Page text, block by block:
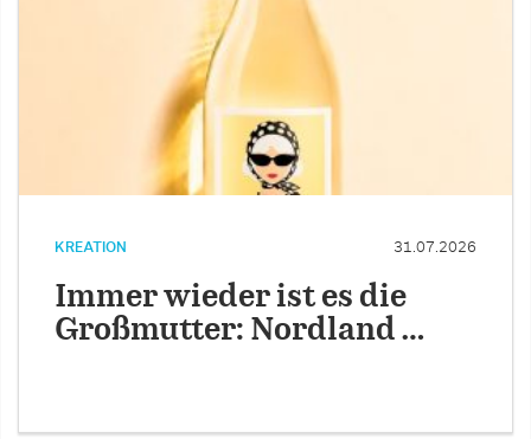
KREATION 31.07.2026
Immer wieder ist es die
Großmutter: Nordland …